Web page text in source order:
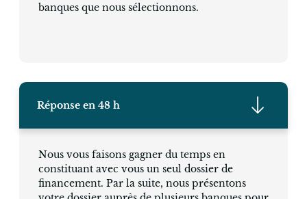
banques que nous sélectionnons.
Réponse en 48 h
Nous vous faisons gagner du temps en
constituant avec vous un seul dossier de
financement. Par la suite, nous présentons